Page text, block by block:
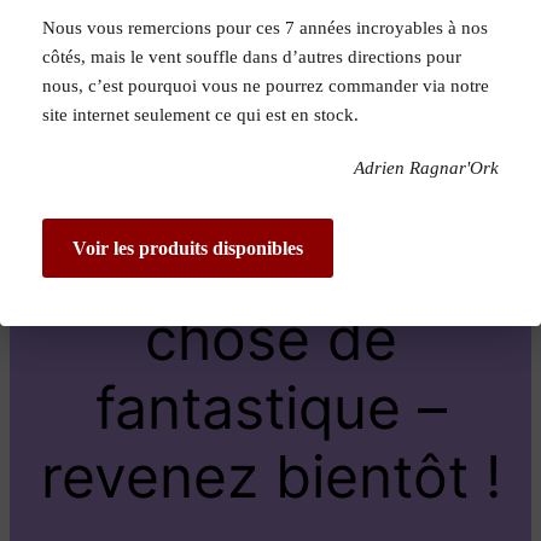
Pardon pour le
dérangement !
Nous travaillons
sur quelque
chose de
fantastique –
revenez bientôt !
Nous vous remercions pour ces 7 années incroyables à nos
côtés, mais le vent souffle dans d’autres directions pour
nous, c’est pourquoi vous ne pourrez commander via notre
site internet seulement ce qui est en stock.
Adrien Ragnar'Ork
Voir les produits disponibles